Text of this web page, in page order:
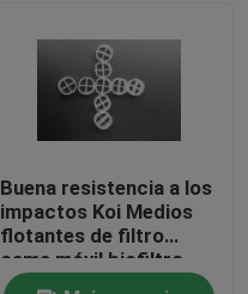
Buena resistencia a los
impactos Koi Medios
flotantes de filtro
cama móvil biofiltro
autolimpieza